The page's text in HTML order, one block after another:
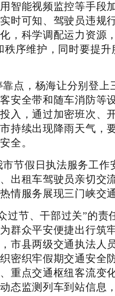
智能视频监控等手段
时可知、驾驶员违规
，科学调配运力资源
序维护，同时要提
点，杨海让分别登上
安全带和随车消防等
入，通过加密班次、
持续出现降雨天气，
全。
节假日执法服务工
出租车驾驶员亲切交
情服务展现三门峡交
过节、干部过关”的
群众平安便捷出行筑
市县两级交通执法人
密织牢假期交通安全
重点交通枢纽客流变
态监测列车到站信息